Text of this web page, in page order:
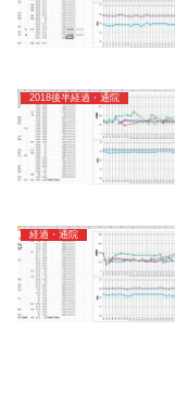
2018後半経過・通院
経過・通院